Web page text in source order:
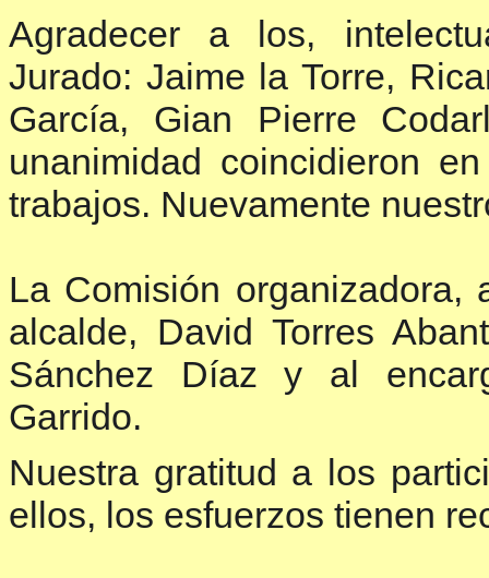
Agradecer a los,
Jurado: Jaime la Torre,
García, Gian Pierre
unanimidad coincidieron
trabajos. Nuevamente
La Comisión
alcalde, David Torres
Sánchez Díaz y al
Garrido.
Nuestra gratitud a los
ellos, los esfuerzos tienen